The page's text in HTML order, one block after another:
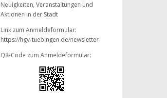
Neuigkeiten, Veranstaltungen und
Aktionen in der Stadt
Link zum Anmeldeformular:
https://hgv-tuebingen.de/newsletter
QR-Code zum Anmeldeformular: